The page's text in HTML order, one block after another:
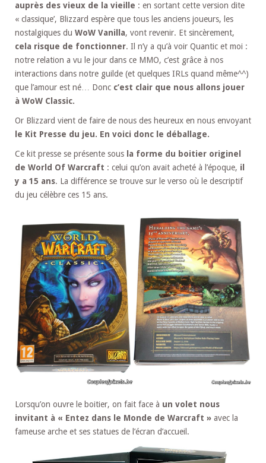
auprès des vieux de la vieille : en sortant cette version dite
« classique’, Blizzard espère que tous les anciens joueurs, les
nostalgiques du WoW Vanilla, vont revenir. Et sincèrement,
cela risque de fonctionner. Il n’y a qu’à voir Quantic et moi :
notre relation a vu le jour dans ce MMO, c’est grâce à nos
interactions dans notre guilde (et quelques IRLs quand même^^)
que l’amour est né… Donc c’est clair que nous allons jouer
à WoW Classic.
Or Blizzard vient de faire de nous des heureux en nous envoyant
le Kit Presse du jeu. En voici donc le déballage.
Ce kit presse se présente sous la forme du boitier originel
de World Of Warcraft : celui qu’on avait acheté à l’époque, il
y a 15 ans. La différence se trouve sur le verso où le descriptif
du jeu célèbre ces 15 ans.
Lorsqu’on ouvre le boitier, on fait face à un volet nous
invitant à « Entez dans le Monde de Warcraft » avec la
fameuse arche et ses statues de l’écran d’accueil.